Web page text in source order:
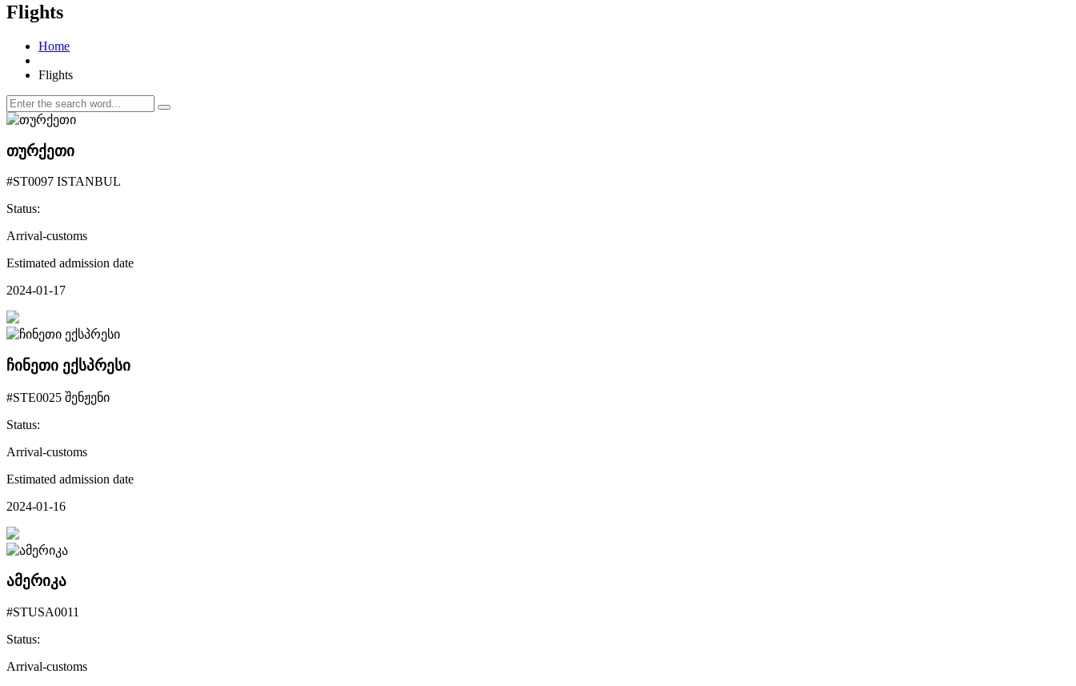
Flights
Home
Flights
თურქეთი
#ST0097 ISTANBUL
Status:
Arrival-customs
Estimated admission date
2024-01-17
ჩინეთი ექსპრესი
#STE0025 შენჟენი
Status:
Arrival-customs
Estimated admission date
2024-01-16
ამერიკა
#STUSA0011
Status:
Arrival-customs